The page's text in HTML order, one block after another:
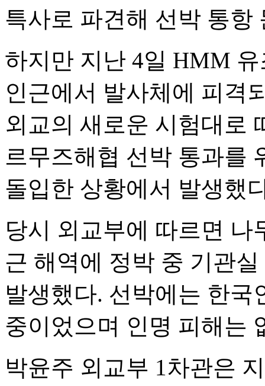
특사로 파견해 선박 통항
하지만 지난 4일 HMM
인근에서 발사체에 피격
외교의 새로운 시험대로
르무즈해협 선박 통과를
돌입한 상황에서 발생했
당시 외교부에 따르면
근 해역에 정박 중 기관
발생했다. 선박에는 한국
중이었으며 인명 피해는
박윤주 외교부 1차관은